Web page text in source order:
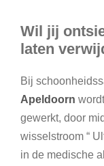
Wil jij
laten
Bij
Apeldoorn
gewerkt, door
wisselstroom “
in de medische